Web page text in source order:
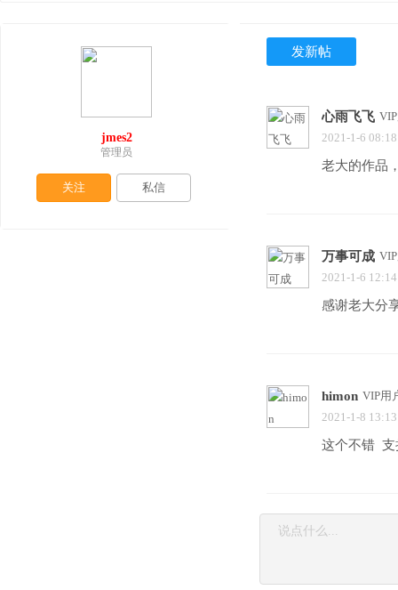
发新帖
心雨飞飞
2021-1-6
老大的作品
万事可成
2021-1-6
感谢老大分
himon VIP用
2021-1-8
这个不错 支
jmes2
管理员
关注 私信